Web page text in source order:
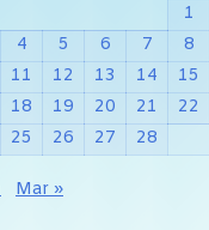
1
4 5 6 7 8
11 12 13 14 15
18 19 20 21 22
25 26 27 28
Mar »